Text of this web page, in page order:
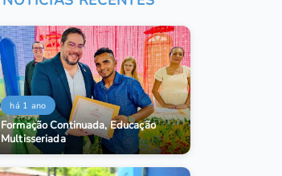
há 1 ano
Formação Continuada, Educação
Multisseriada